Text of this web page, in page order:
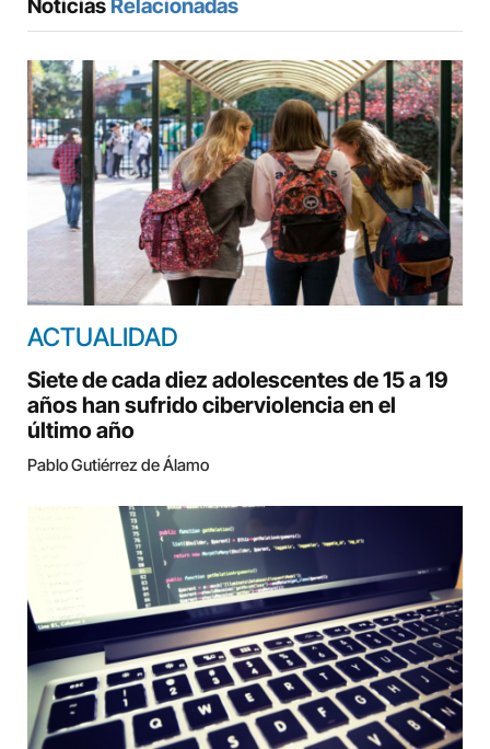
Noticias Relacionadas
ACTUALIDAD
Siete de cada diez adolescentes de 15 a 19
años han sufrido ciberviolencia en el
último año
Pablo Gutiérrez de Álamo